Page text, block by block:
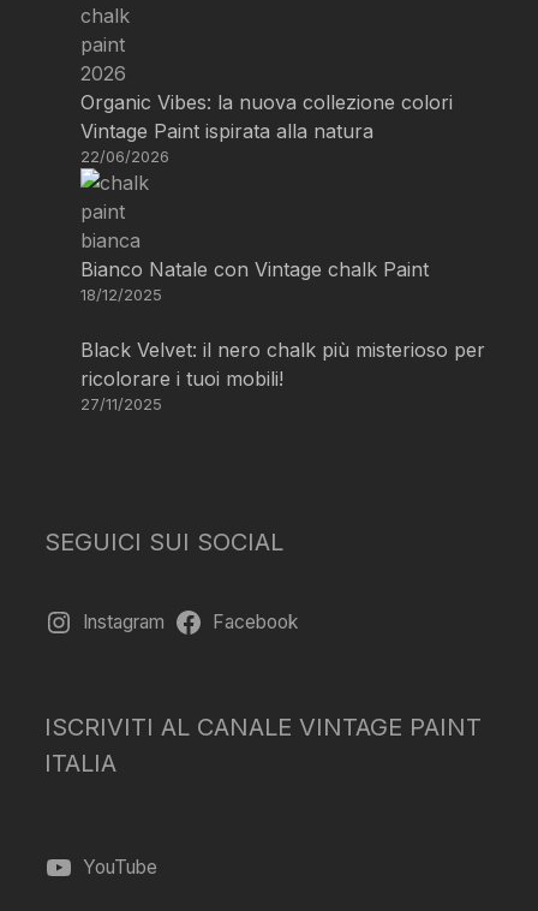
Organic Vibes: la nuova collezione colori
Vintage Paint ispirata alla natura
22/06/2026
Bianco Natale con Vintage chalk Paint
18/12/2025
Black Velvet: il nero chalk più misterioso per
ricolorare i tuoi mobili!
27/11/2025
SEGUICI SUI SOCIAL
Instagram Facebook
ISCRIVITI AL CANALE VINTAGE PAINT
ITALIA
YouTube